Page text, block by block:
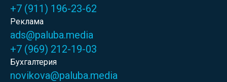
+7 (911) 196-23-62
Реклама
ads@paluba.media
+7 (969) 212-19-03
Бухгалтерия
novikova@paluba.media